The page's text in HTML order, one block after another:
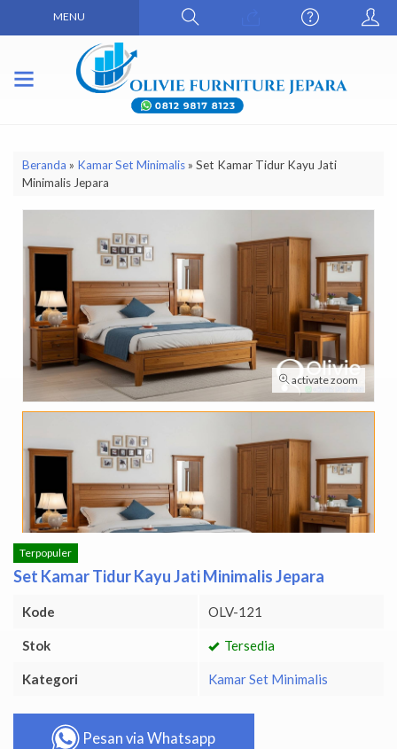
MENU
Beranda » Kamar Set Minimalis» Set Kamar Tidur Kayu Jati
Minimalis Jepara
activate zoom
Terpopuler
Set Kamar Tidur Kayu Jati Minimalis Jepara
Kode OLV-121
Stok Tersedia
Kategori Kamar Set Minimalis
Pesan via Whatsapp